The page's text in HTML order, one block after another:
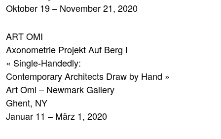
Oktober 19 – November 21, 2020
ART OMI
Axonometrie Projekt Auf Berg I
« Single-Handedly:
Contemporary Architects Draw by Hand »
Art Omi – Newmark Gallery
Ghent, NY
Januar 11 – März 1, 2020